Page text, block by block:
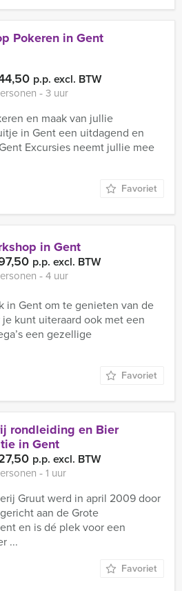
Pokeren in Gent
p.p. excl. BTW
‐ 3 uur
en maak van jullie
in Gent een uitdagend en
Excursies neemt jullie mee
Favoriet
in Gent
p.p. excl. BTW
‐ 4 uur
in Gent om te genieten van de
kunt uiteraard ook met een
een gezellige
Favoriet
rondleiding en Bier
in Gent
p.p. excl. BTW
‐ 1 uur
Gruut werd in april 2009 door
aan de Grote
en is dé plek voor een
...
Favoriet